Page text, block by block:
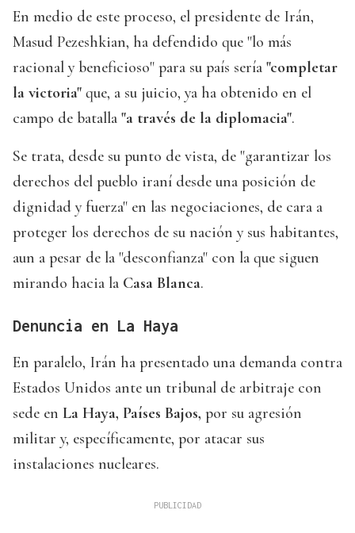
En medio de este proceso, el presidente de Irán,
Masud Pezeshkian, ha defendido que "lo más
racional y beneficioso" para su país sería "completar
la victoria" que, a su juicio, ya ha obtenido en el
campo de batalla "a través de la diplomacia".
Se trata, desde su punto de vista, de "garantizar los
derechos del pueblo iraní desde una posición de
dignidad y fuerza" en las negociaciones, de cara a
proteger los derechos de su nación y sus habitantes,
aun a pesar de la "desconfianza" con la que siguen
mirando hacia la Casa Blanca.
Denuncia en La Haya
En paralelo, Irán ha presentado una demanda contra
Estados Unidos ante un tribunal de arbitraje con
sede en La Haya, Países Bajos, por su agresión
militar y, específicamente, por atacar sus
instalaciones nucleares.